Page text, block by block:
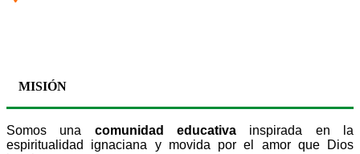
MISIÓN
Somos una comunidad educativa inspirada en la
espiritualidad ignaciana y movida por el amor que Dios